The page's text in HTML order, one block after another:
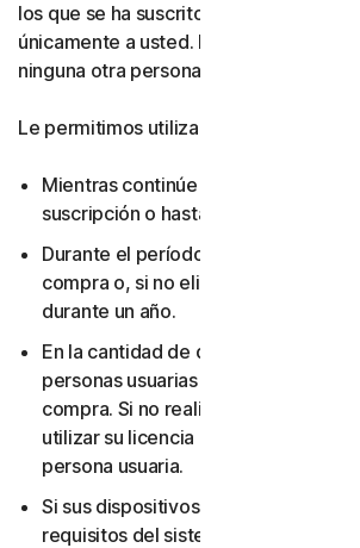
los que se ha suscrito le pertenece a
únicamente a usted. No puede
ninguna otra persona.
Le permitimos utilizar su licencia:
Mientras continúe pagando las
suscripción o hasta que la
Durante el período que haya elegido
compra o, si no eligió una duración
durante un año.
En la cantidad de dispositivos y para
personas usuarias que haya elegido
compra. Si no realizó ninguna
utilizar su licencia en un dispositivo y
persona usuaria.
Si sus dispositivos y sistemas
requisitos del sistema. Es su